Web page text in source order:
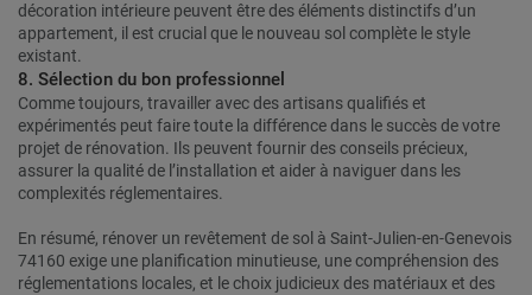
décoration intérieure peuvent être des éléments distinctifs d’un
appartement, il est crucial que le nouveau sol complète le style
existant.
8. Sélection du bon professionnel
Comme toujours, travailler avec des artisans qualifiés et
expérimentés peut faire toute la différence dans le succès de votre
projet de rénovation. Ils peuvent fournir des conseils précieux,
assurer la qualité de l’installation et aider à naviguer dans les
complexités réglementaires.
En résumé, rénover un revêtement de sol à Saint-Julien-en-Genevois
74160 exige une planification minutieuse, une compréhension des
réglementations locales, et le choix judicieux des matériaux et des